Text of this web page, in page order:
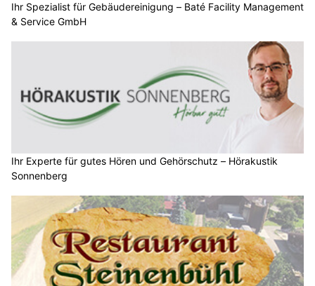
Ihr Spezialist für Gebäudereinigung – Baté Facility Management
& Service GmbH
Ihr Experte für gutes Hören und Gehörschutz – Hörakustik
Sonnenberg